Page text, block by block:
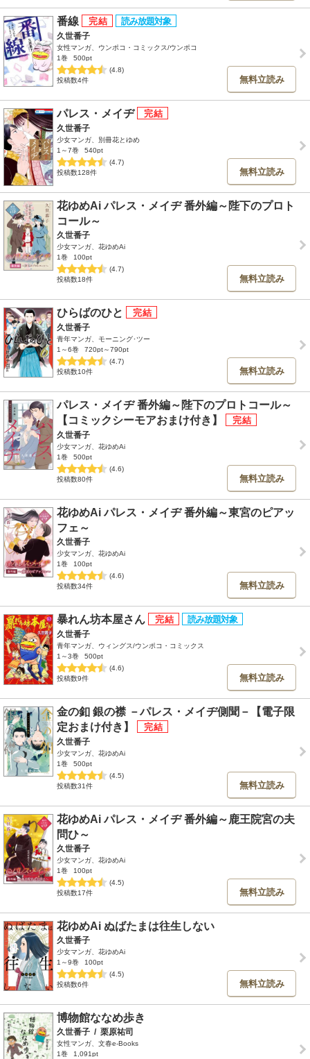
番線
久世番子
女性マンガ、ウンポコ・コミックス/ウンポコ
1巻
500pt
(4.8)
投稿数4件
無料立読み
パレス・メイヂ
久世番子
少女マンガ、別冊花とゆめ
1～7巻
540pt
(4.7)
投稿数128件
無料立読み
花ゆめAi パレス・メイヂ 番外編～陛下のプロト
コール～
久世番子
少女マンガ、花ゆめAi
1巻
100pt
(4.7)
投稿数18件
無料立読み
ひらばのひと
久世番子
青年マンガ、モーニング･ツー
1～6巻
720pt～790pt
(4.7)
投稿数10件
無料立読み
パレス・メイヂ 番外編～陛下のプロトコール～
【コミックシーモアおまけ付き】
久世番子
少女マンガ、花ゆめAi
1巻
500pt
(4.6)
投稿数80件
無料立読み
花ゆめAi パレス・メイヂ 番外編～東宮のピアッ
フェ～
久世番子
少女マンガ、花ゆめAi
1巻
100pt
(4.6)
投稿数34件
無料立読み
暴れん坊本屋さん
久世番子
青年マンガ、ウィングス/ウンポコ・コミックス
1～3巻
500pt
(4.6)
投稿数9件
無料立読み
金の釦 銀の襟 －パレス・メイヂ側聞－【電子限
定おまけ付き】
久世番子
少女マンガ、花ゆめAi
1巻
500pt
(4.5)
投稿数31件
無料立読み
花ゆめAi パレス・メイヂ 番外編～鹿王院宮の夫
問ひ～
久世番子
少女マンガ、花ゆめAi
1巻
100pt
(4.5)
投稿数17件
無料立読み
花ゆめAi ぬばたまは往生しない
久世番子
少女マンガ、花ゆめAi
1～9巻
100pt
(4.5)
投稿数6件
無料立読み
博物館ななめ歩き
久世番子 / 栗原祐司
女性マンガ、文春e-Books
1巻
1,091pt